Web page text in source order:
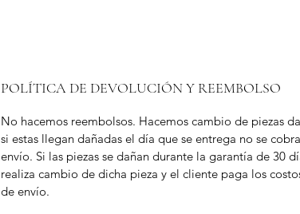
POLÍTICA DE DEVOLUCIÓN Y REEMBOLSO
No hacemos reembolsos. Hacemos cambio de piezas
si estas llegan dañadas el día que se entrega no se cobra
envío. Si las piezas se dañan durante la garantía de 30
realiza cambio de dicha pieza y el cliente paga los
de envío.